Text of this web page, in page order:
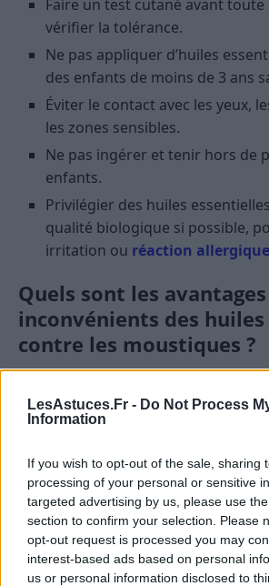
LesAstuces.Fr - Do Not Process
Information
If you wish to opt-out of the sale, sharing
processing of your personal or sensitive
targeted advertising by us, please use
section to confirm your selection. Please
opt-out request is processed you may
interest-based ads based on personal
us or personal information disclosed to
Faire un test cutané avant
vérifier la tolérance.
Ne pas appliquer d’huiles
des enfants de moins de 3 ans
Éviter le contact avec les yeux,
les zones sensibles.
Ne pas ingérer et tenir hors de
enfants.
Privilégier des huiles
qualité biologique si possible,
irritation ou réaction allergique
Quels sont les
inconvénients des
contre les moustiques ?
Solution naturelle et sans
Facilité d’utilisation,
des sprays ou des diffuseurs
Parfums agréables qui peuvent
contribuer à une ambiance
rafraîchissante.